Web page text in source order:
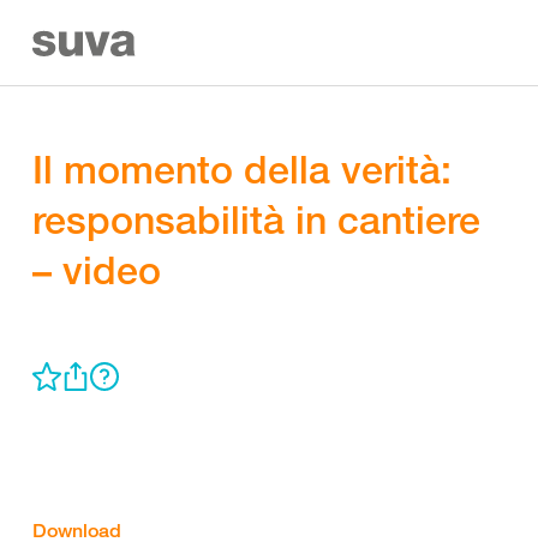
Il momento della verità:
responsabilità in cantiere
– video
Download